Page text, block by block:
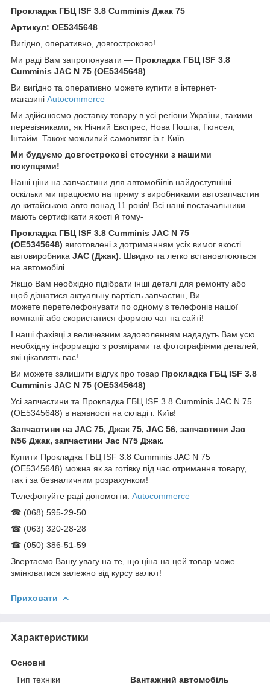
Прокладка ГБЦ ISF 3.8 Cumminis Джак 75
Артикул: OE5345648
Вигідно, оперативно, довгостроково!
Ми раді Вам запропонувати — Прокладка ГБЦ ISF 3.8
Cumminis JAC N 75 (OE5345648)
Ви вигідно та оперативно можете купити в інтернет-
магазині Autocommerce
Ми здійснюємо доставку товару в усі регіони України, такими
перевізниками, як Нічний Експрес, Нова Пошта, Гюнсел,
Інтайм. Також можливий самовитяг із г. Київ.
Ми будуємо довгострокові стосунки з нашими
покупцями!
Наші ціни на запчастини для автомобілів найдоступніші
оскільки ми працюємо на пряму з виробниками автозапчастин
до китайською авто понад 11 років! Всі наші постачальники
мають сертифікати якості й тому-
Прокладка ГБЦ ISF 3.8 Cumminis JAC N 75
(OE5345648) виготовлені з дотриманням усіх вимог якості
автовиробника JAC (Джак) . Швидко та легко встановлюються
на автомобілі.
Якщо Вам необхідно підібрати інші деталі для ремонту або
щоб дізнатися актуальну вартість запчастин, Ви
можете перетелефонувати по одному з телефонів нашої
компанії або скористатися формою чат на сайті!
І наші фахівці з величезним задоволенням нададуть Вам усю
необхідну інформацію з розмірами та фотографіями деталей,
які цікавлять вас!
Ви можете залишити відгук про товар Прокладка ГБЦ ISF 3.8
Cumminis JAC N 75 (OE5345648)
Усі запчастини та Прокладка ГБЦ ISF 3.8 Cumminis JAC N 75
(OE5345648) в наявності на складі г. Київ!
Запчастини на JAC 75, Джак 75, JAC 56, запчастини Jac
N56 Джак, запчастини Jac N75 Джак.
Купити Прокладка ГБЦ ISF 3.8 Cumminis JAC N 75
(OE5345648) можна як за готівку під час отримання товару,
так і за безналичним розрахунком!
Телефонуйте раді допомогти: Autocommerce
☎ (068) 595-29-50
☎ (063) 320-28-28
☎ (050) 386-51-59
Звертаємо Вашу увагу на те, що ціна на цей товар може
змінюватися залежно від курсу валют!
Приховати
Характеристики
Основні
Тип техніки
Вантажний автомобіль